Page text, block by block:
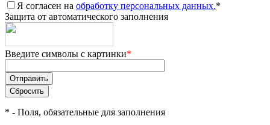
Я согласен на обработку персональных данных.*
Защита от автоматического заполнения
Введите символы с картинки*
* - Поля, обязательные для заполнения